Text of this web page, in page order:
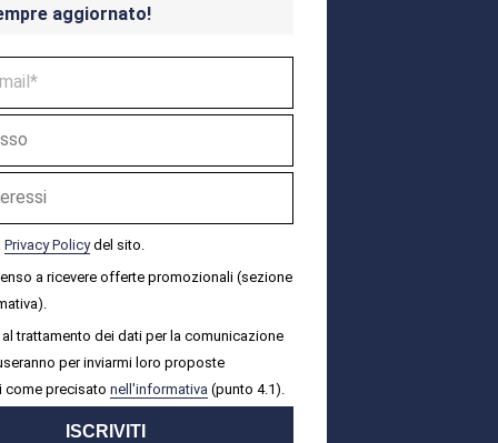
aggiornato!
Privacy Policydel sito.
a ricevere offerte promozionali (sezione
trattamento dei dati per la comunicazione
per inviarmi loro proposte
come precisato nell'informativa (punto 4.1).
ISCRIVITI